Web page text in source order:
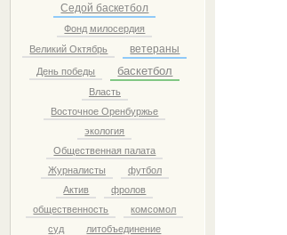
Седой баскетбол
Фонд милосердия
Великий Октябрь
ветераны
День победы баскетбол
Власть
Восточное Оренбуржье
экология
Общественная палата
Журналисты
футбол
Актив
фролов
общественность
комсомол
суд
литобъединение